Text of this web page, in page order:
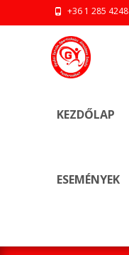
+36 1 285 4248
KEZDŐLAP
ESEMÉNYEK